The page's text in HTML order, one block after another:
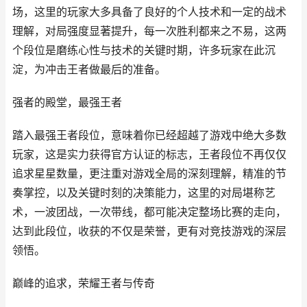
场，这里的玩家大多具备了良好的个人技术和一定的战术
理解，对局强度显著提升，每一次胜利都来之不易，这两
个段位是磨练心性与技术的关键时期，许多玩家在此沉
淀，为冲击王者做最后的准备。
强者的殿堂，最强王者
踏入最强王者段位，意味着你已经超越了游戏中绝大多数
玩家，这是实力获得官方认证的标志，王者段位不再仅仅
追求星星数量，更注重对游戏全局的深刻理解，精准的节
奏掌控，以及关键时刻的决策能力，这里的对局堪称艺
术，一波团战，一次带线，都可能决定整场比赛的走向，
达到此段位，收获的不仅是荣誉，更有对竞技游戏的深层
领悟。
巅峰的追求，荣耀王者与传奇